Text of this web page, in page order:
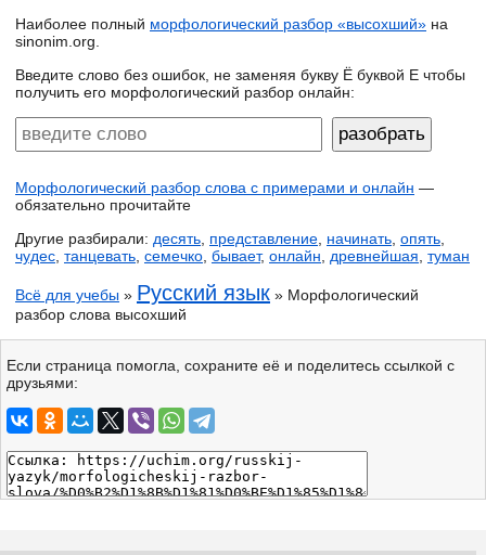
Наиболее полный морфологический разбор «высохший» на
sinonim.org.
Введите слово без ошибок, не заменяя букву Ё буквой Е чтобы
получить его морфологический разбор онлайн:
Морфологический разбор слова с примерами и онлайн —
обязательно прочитайте
Другие разбирали: десять представление начинать опять
чудес танцевать семечко бывает, онлайн древнейшая туман
Всё для учебы » Русский язык » Морфологический
разбор слова высохший
Если страница помогла, сохраните её и поделитесь ссылкой с
друзьями: